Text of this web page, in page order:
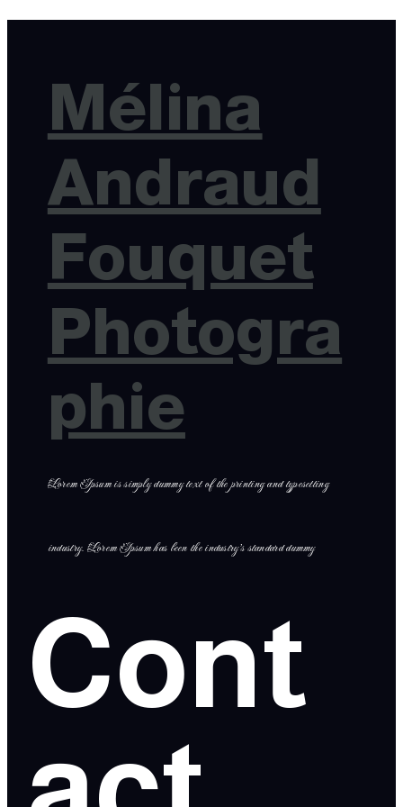
Mélina
Andraud
Fouquet
Photogra
phie
Lorem Ipsum is simply dummy text of the printing and typesetting
industry. Lorem Ipsum has been the industry’s standard dummy
Cont